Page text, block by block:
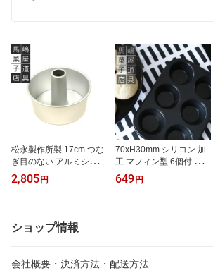
松永製作所製 17cm つな
ぎ目のない アルミシフォ
ンケーキ型 | ※一部商品
に馬嶋屋の刻印のものが
るキャンセル等は不可と
なります。ご理解のほど
す。
2,805 円
70xH30mm シリコン 加
工 マフィン型 6個付 カッ
プケーキ | 空焼き 不要 マ
フィン マフィンカップ
649 円
ショップ情報
会社概要・決済方法・配送方法